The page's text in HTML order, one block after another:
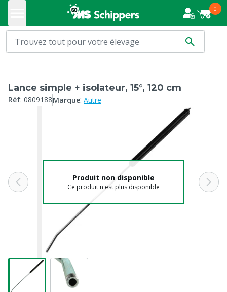
0
Lance simple + isolateur, 15°, 120 cm
Réf: 0809188Marque: Autre
Produit non disponible
Ce produit n'est plus disponible